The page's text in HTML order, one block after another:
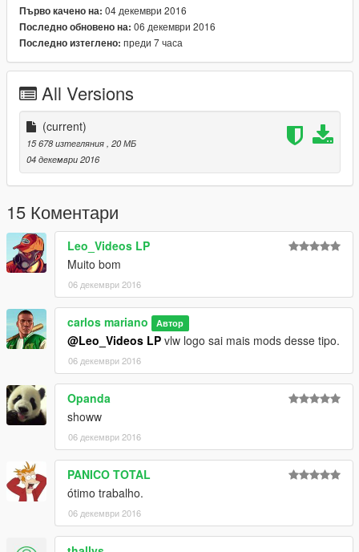
Първо качено на: 04 декември 2016
Последно обновено на: 06 декември 2016
Последно изтеглено: преди 7 часа
All Versions
(current)
15 678 изтегляния , 20 МБ
04 декември 2016
15 Коментари
Leo_Videos LP
Muito bom
06 декември 2016
carlos mariano Автор
@Leo_Videos LP vlw logo sai mais mods desse tipo.
06 декември 2016
Opanda
showw
06 декември 2016
PANICO TOTAL
ótimo trabalho.
06 декември 2016